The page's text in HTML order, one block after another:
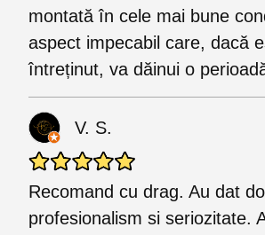
montată în cele mai bune
aspect impecabil care, dacă
întreținut, va dăinui o
V. S.
Recomand cu drag. Au dat
profesionalism si seriozitate.